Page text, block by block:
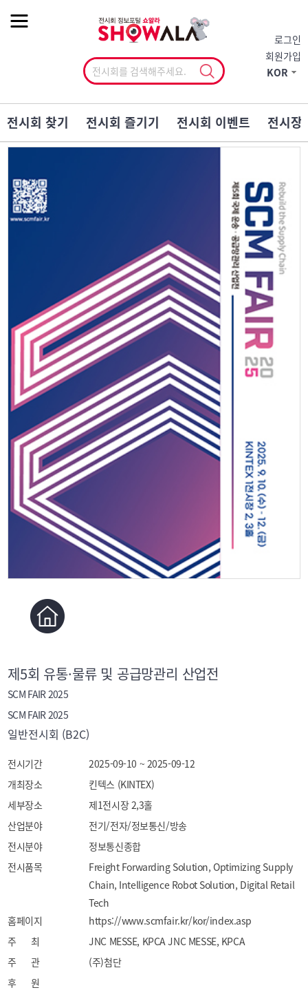
로그인
회원가입
KOR
전시회 찾기 전시회 즐기기 전시회 이벤트 전시장
제5회 유통·물류 및 공급망관리 산업전
SCM FAIR 2025
SCM FAIR 2025
일반전시회 (B2C)
전시기간
2025-09-10 ~ 2025-09-12
개최장소
킨텍스 (KINTEX)
세부장소
제1전시장 2,3홀
산업분야
전기/전자/정보통신/방송
전시분야
정보통신종합
전시품목
Freight Forwarding Solution, Optimizing Supply
Chain, Intelligence Robot Solution, Digital Retail
Tech
홈페이지
https://www.scmfair.kr/kor/index.asp
주 최
JNC MESSE, KPCA JNC MESSE, KPCA
주 관
(주)첨단
후 원